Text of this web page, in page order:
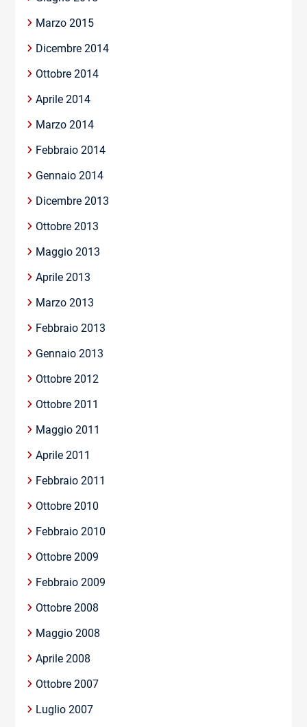
Marzo 2015
Dicembre 2014
Ottobre 2014
Aprile 2014
Marzo 2014
Febbraio 2014
Gennaio 2014
Dicembre 2013
Ottobre 2013
Maggio 2013
Aprile 2013
Marzo 2013
Febbraio 2013
Gennaio 2013
Ottobre 2012
Ottobre 2011
Maggio 2011
Aprile 2011
Febbraio 2011
Ottobre 2010
Febbraio 2010
Ottobre 2009
Febbraio 2009
Ottobre 2008
Maggio 2008
Aprile 2008
Ottobre 2007
Luglio 2007